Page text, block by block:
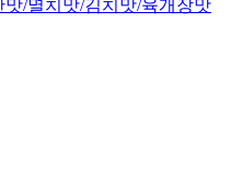
맛/멸치맛/김치맛/육개장맛